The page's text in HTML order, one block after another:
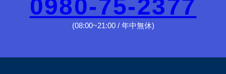
0980-75-2377
(08:00~21:00 / 年中無休)